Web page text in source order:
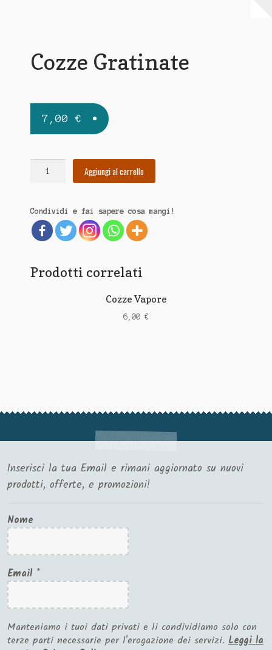
Cozze Gratinate
7,00 €
Aggiungi al carrello
Condividi e fai sapere cosa mangi!
Prodotti correlati
Cozze Vapore
6,00 €
Inserisci la tua Email e rimani aggiornato su nuovi
prodotti, offerte, e promozioni!
Nome
Email *
Manteniamo i tuoi dati privati e li condividiamo solo con
terze parti necessarie per l'erogazione dei servizi. Leggi la